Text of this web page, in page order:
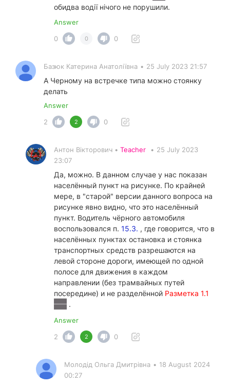
обидва водії нічого не порушили.
Answer
0
0 0
Базюк Катерина Анатоліївна • 25 July 2023 21:57
А Черному на встречке типа можно стоянку
делать
Answer
2
2 0
Антон Вікторович • Teacher • 25 July 2023
23:07
Да, можно. В данном случае у нас показан
населённый пункт на рисунке. По крайней
мере, в "старой" версии данного вопроса на
рисунке явно видно, что это населённый
пункт. Водитель чёрного автомобиля
воспользовался п. 15.3. , где говорится, что в
населённых пунктах остановка и стоянка
транспортных средств разрешаются на
левой стороне дороги, имеющей по одной
полосе для движения в каждом
направлении (без трамвайных путей
посередине) и не разделённой Разметка 1.1
.
Answer
2
2 0
Молодід Ольга Дмитрівна • 18 August 2024
00:27